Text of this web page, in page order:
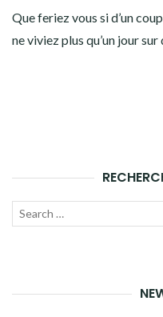
Que feriez vous si d’un
ne viviez plus qu’un jour sur
Recherche